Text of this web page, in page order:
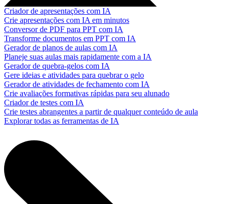
Criador de apresentações com IA
Crie apresentações com IA em minutos
Conversor de PDF para PPT com IA
Transforme documentos em PPT com IA
Gerador de planos de aulas com IA
Planeje suas aulas mais rapidamente com a IA
Gerador de quebra-gelos com IA
Gere ideias e atividades para quebrar o gelo
Gerador de atividades de fechamento com IA
Crie avaliações formativas rápidas para seu alunado
Criador de testes com IA
Crie testes abrangentes a partir de qualquer conteúdo de aula
Explorar todas as ferramentas de IA